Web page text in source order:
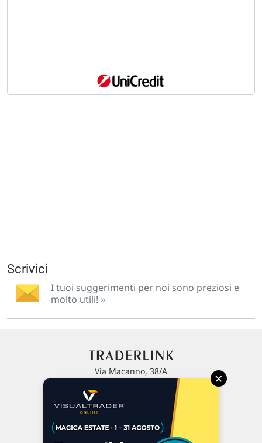
Scrivici
I tuoi suggerimenti per noi sono preziosi e
molto utili! »
Via Macanno, 38/A
P.IVA 02 452 460 401
Chi siamo
×